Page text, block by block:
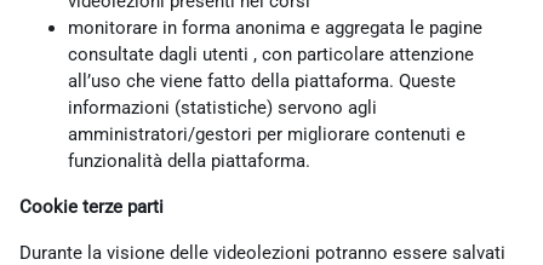
monitorare in forma anonima e aggregata le pagine
consultate dagli utenti , con particolare attenzione
all’uso che viene fatto della piattaforma. Queste
informazioni (statistiche) servono agli
amministratori/gestori per migliorare contenuti e
funzionalità della piattaforma.
Cookie terze parti
Durante la visione delle videolezioni potranno essere salvati